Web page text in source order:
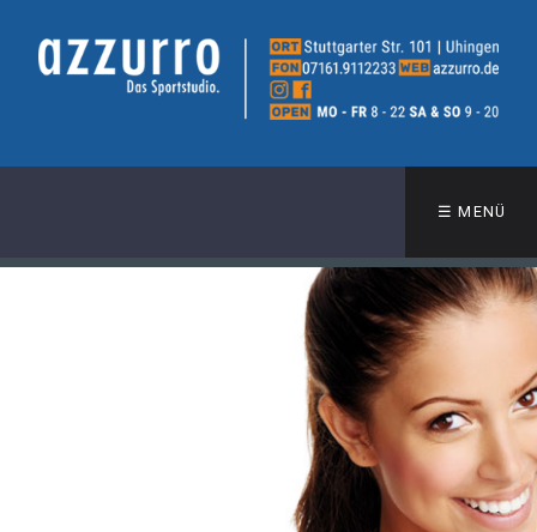
☰ MENÜ